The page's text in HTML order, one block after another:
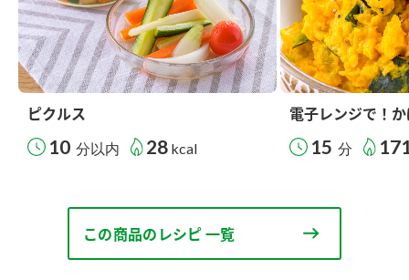
ピクルス
10 分以内 28 kcal
電子レンジで！
15 分
この商品のレシピ 一覧